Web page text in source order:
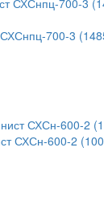
700-3
СХСн-600-2